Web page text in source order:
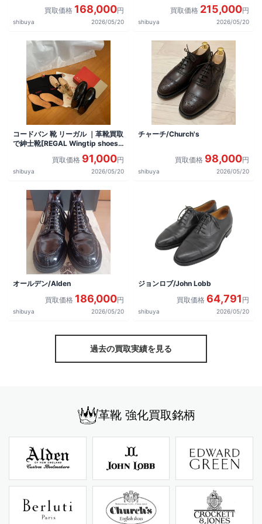
買取価格 168,000円
shibuya 2026/05/20
買取価格 215,000円
shibuya 2026/05/20
コードバン 靴 リーガル ｜革靴買取
で紳士靴[REGAL Wingtip shoes]
買取価格 91,000円
shibuya 2026/05/20
チャーチ/Church's
買取価格 98,000円
shibuya 2026/05/20
オールデン/Alden
買取価格 186,000円
shibuya 2026/05/20
ジョンロブ/John Lobb
買取価格 64,791 円
shibuya 2026/05/20
過去の買取実績を見る
革靴 強化買取銘柄